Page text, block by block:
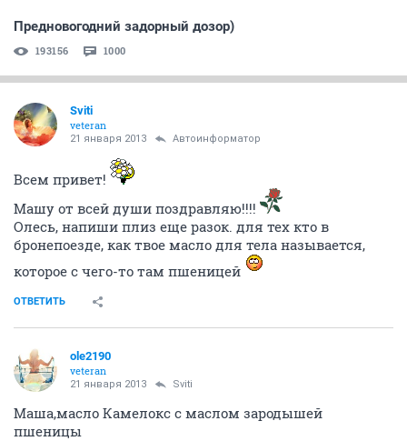
Предновогодний задорный дозор)
193156 1000
Sviti
veteran
21 января 2013 Автоинформатор
Всем привет!
Машу от всей души поздравляю!!!!
Олесь, напиши плиз еще разок. для тех кто в
бронепоезде, как твое масло для тела называется,
которое с чего-то там пшеницей
ОТВЕТИТЬ
ole2190
veteran
21 января 2013 Sviti
Маша,масло Камелокс с маслом зародышей
пшеницы